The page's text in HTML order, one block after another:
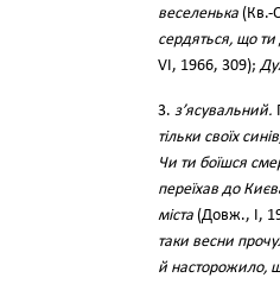
веселенька (Кв.-
сердяться, що
VI, 1966, 309);
3. з’ясувальний.
тільки своїх
Чи ти боїшся
переїхав до
міста (Довж., І,
таки весни
й насторожило,